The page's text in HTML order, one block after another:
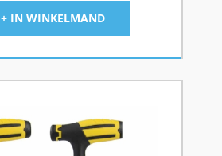
+ IN WINKELMAND